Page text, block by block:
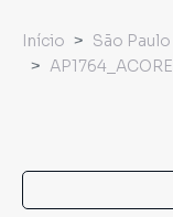
Início São Paulo